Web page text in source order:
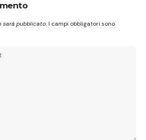
sarà pubblicato. I campi obbligatori sono